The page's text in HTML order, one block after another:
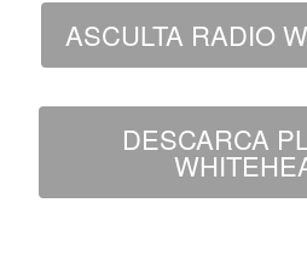
ASCULTA RADIO
DESCARCA